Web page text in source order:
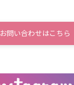
お問い合わせはこちら